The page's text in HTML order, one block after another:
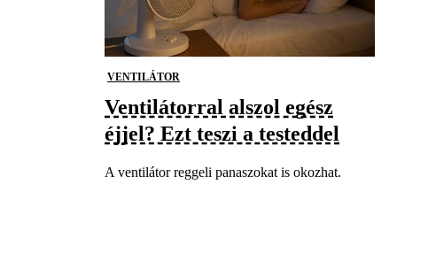
VENTILÁTOR
Ventilátorral alszol egész
éjjel? Ezt teszi a testeddel
A ventilátor reggeli panaszokat is okozhat.